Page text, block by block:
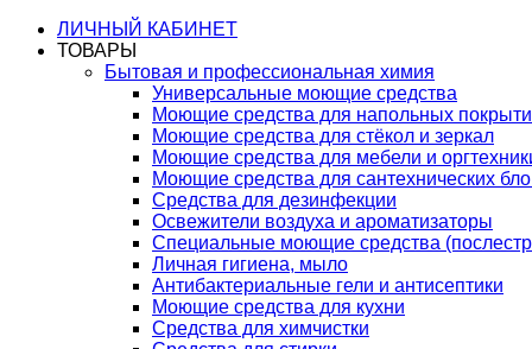
ЛИЧНЫЙ КАБИНЕТ
ТОВАРЫ
Бытовая и профессиональная химия
Универсальные моющие средства
Моющие средства для напольных
Моющие средства для стёкол и зеркал
Моющие средства для мебели и
Моющие средства для сантехнических
Средства для дезинфекции
Освежители воздуха и ароматизаторы
Специальные моющие средства
Личная гигиена, мыло
Антибактериальные гели и антисептики
Моющие средства для кухни
Средства для химчистки